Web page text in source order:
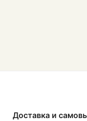
Доставка и